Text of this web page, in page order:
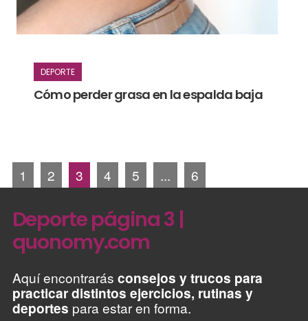
DEPORTE
Cómo perder grasa en la espalda baja
1 2 3 4 5 ... 6
Deporte página 3 |
quonomy.com
Aquí encontrarás consejos y trucos para
practicar distintos ejercicios, rutinas y
deportes para estar en forma.